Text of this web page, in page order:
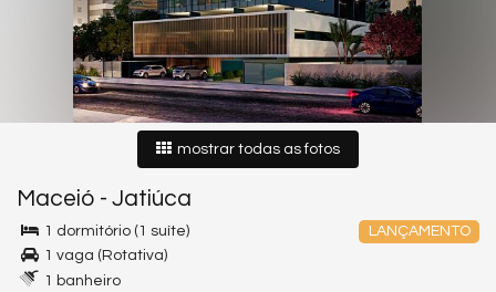
mostrar todas as fotos
Maceió - Jatiúca
LANÇAMENTO
1 dormitório (1 suíte)
1 vaga (Rotativa)
1 banheiro